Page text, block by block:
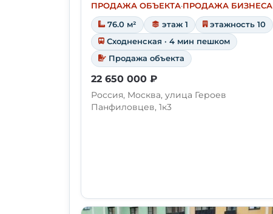
ПРОДАЖА ОБЪЕКТА·ПРОДАЖА БИЗНЕСА
76.0 м² этаж 1
этажность 10
Сходненская · 4 мин пешком
Продажа объекта
22 650 000 ₽
Россия, Москва, улица Героев
Панфиловцев, 1к3